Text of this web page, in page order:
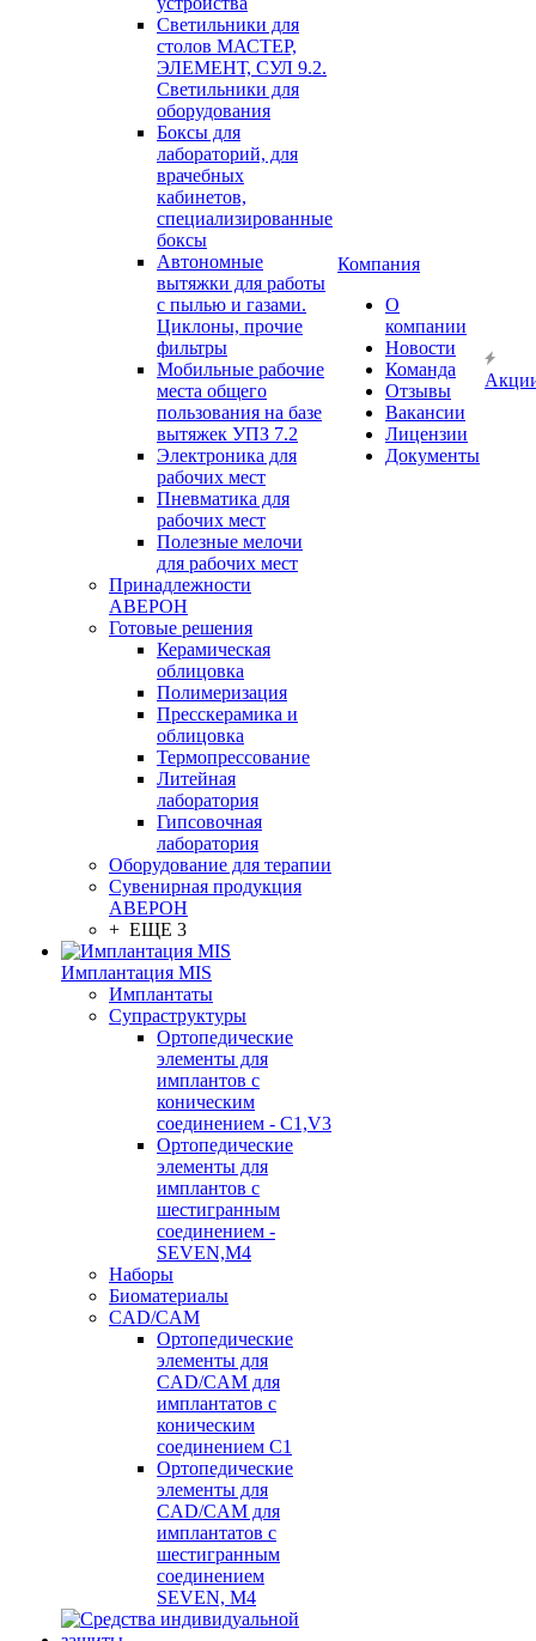
Светильники для
столов МАСТЕР,
ЭЛЕМЕНТ, СУЛ 9.2.
Светильники для
оборудования
Боксы для
лабораторий, для
врачебных
кабинетов,
специализированные
боксы
Автономные
вытяжки для работы
с пылью и газами.
Циклоны, прочие
фильтры
Мобильные рабочие
места общего
пользования на базе
вытяжек УПЗ 7.2
Электроника для
рабочих мест
Пневматика для
рабочих мест
Полезные мелочи
для рабочих мест
Принадлежности
АВЕРОН
Готовые решения
Керамическая
облицовка
Полимеризация
Пресскерамика и
облицовка
Термопрессование
Литейная
лаборатория
Гипсовочная
лаборатория
Оборудование для терапии
Сувенирная продукция
АВЕРОН
+ ЕЩЕ 3
Имплантация MIS
Имплантаты
Супраструктуры
Ортопедические
элементы для
имплантов с
коническим
соединением - C1,V3
Ортопедические
элементы для
имплантов с
шестигранным
соединением -
SEVEN,M4
Наборы
Биоматериалы
CAD/CAM
Ортопедические
элементы для
CAD/CAM для
имплантатов с
коническим
соединением С1
Ортопедические
элементы для
CAD/CAM для
имплантатов с
шестигранным
соединением
SEVEN, М4
Компания
О
компании
Новости
Команда
Отзывы
Вакансии
Лицензии
Документы